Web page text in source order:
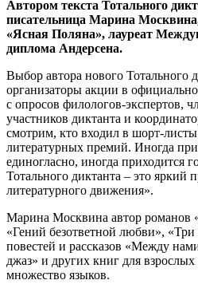
Автором текста Тотального
писательница Марина
«Ясная Поляна», лауреат
диплома Андерсена.
Выбор автора нового Тотального
организаторы акции в
с опросов филологов-экспертов,
участников диктанта и
смотрим, кто входил в шорт-
литературных премий. Иногда
единогласно, иногда приходится
Тотального диктанта – это яркий
литературного движения».
Марина Москвина автор романов
«Гений безответной любви»,
повестей и рассказов «Между
джаз» и других книг для
множество языков.